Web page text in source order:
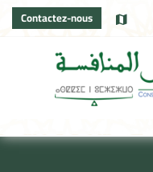
Contactez-nous